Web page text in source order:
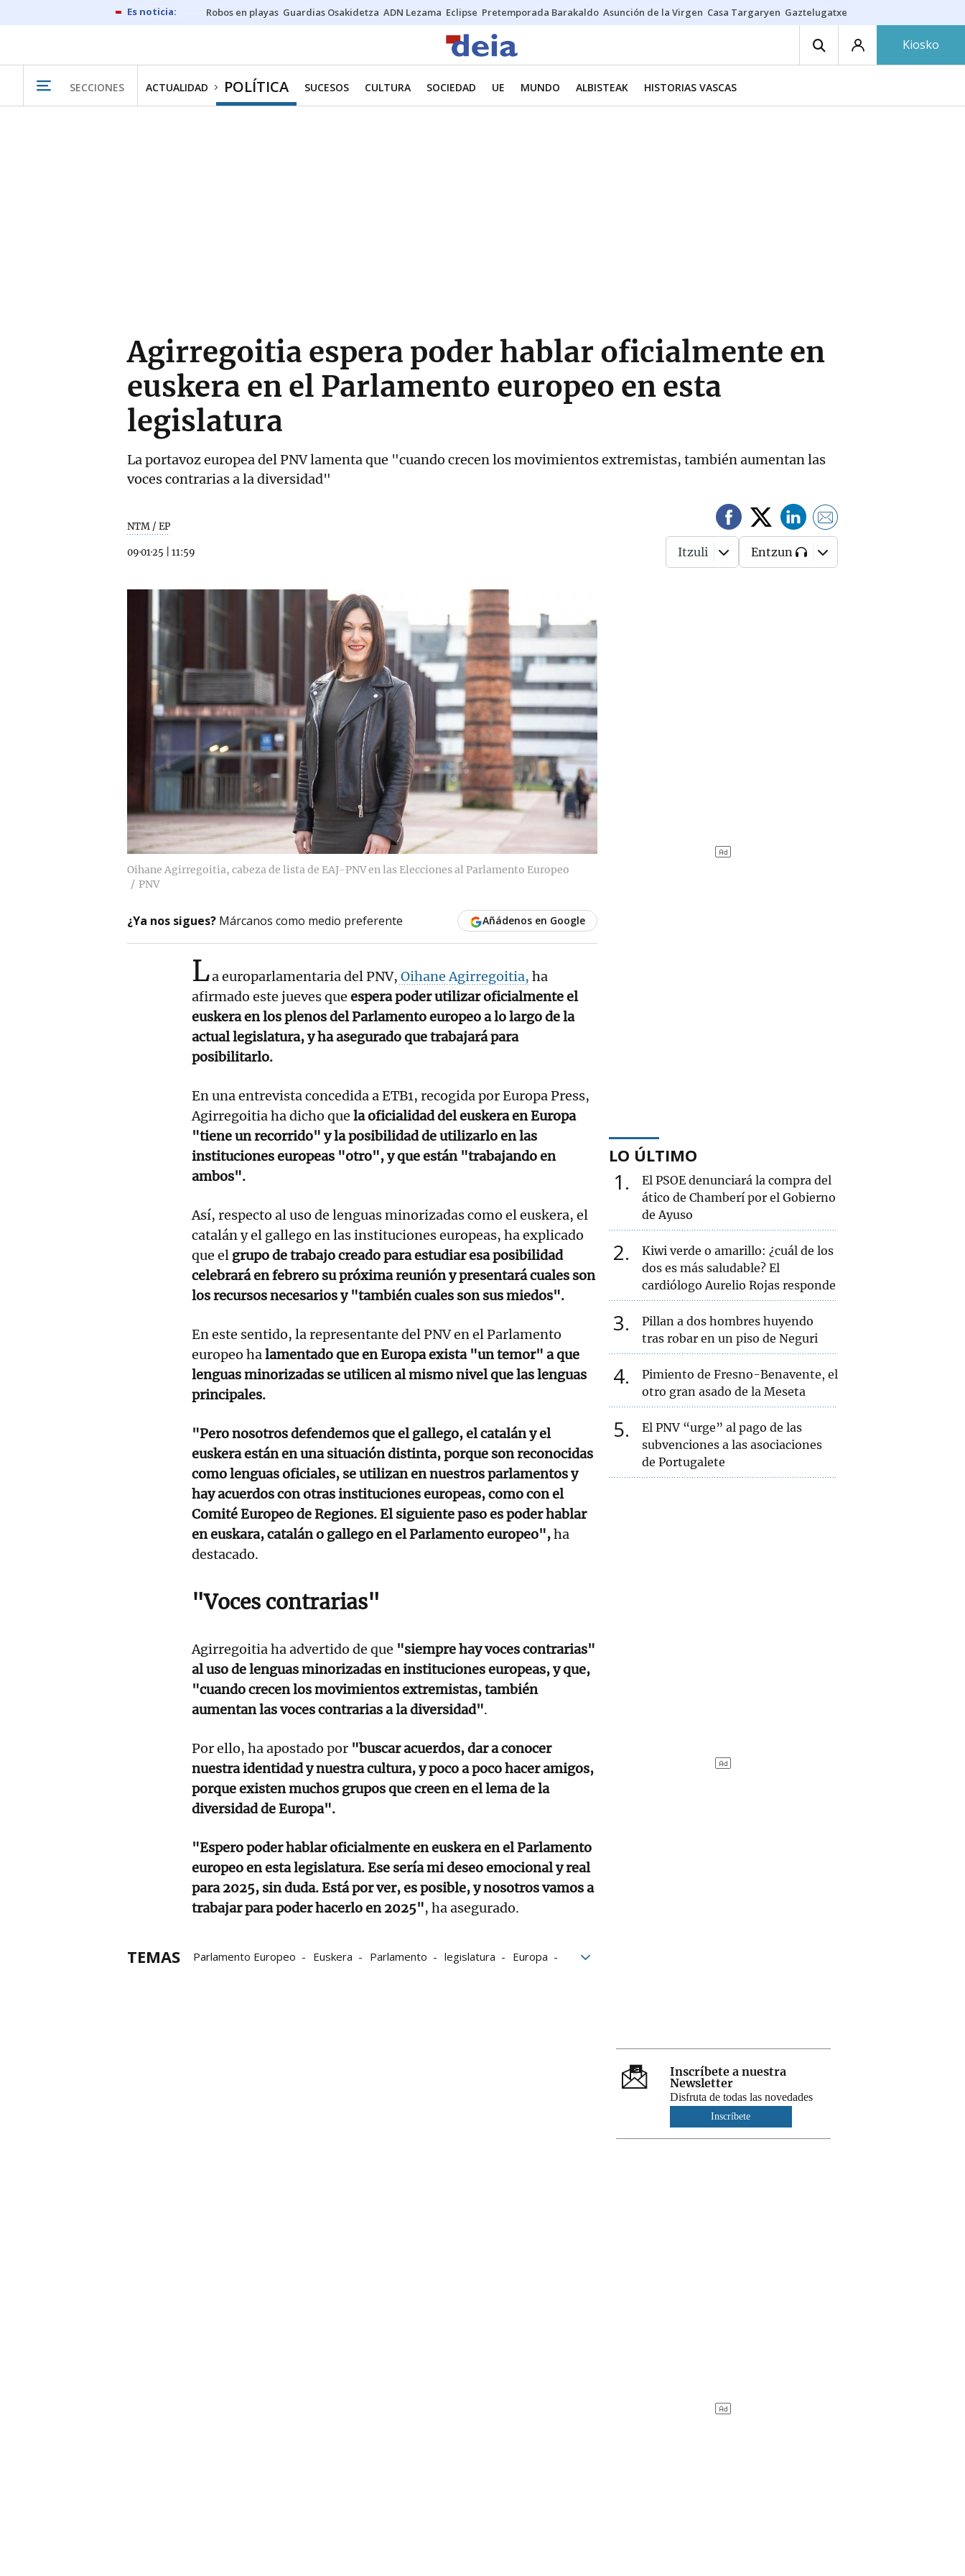
Robos en playas Guardias Osakidetza ADN Lezama Eclipse Pretemporada Barakaldo Asunción de la Virgen Casa Targaryen Gaztelugatxe
Kiosko
SECCIONES ACTUALIDAD POLÍTICA SUCESOS CULTURA SOCIEDAD UE MUNDO ALBISTEAK HISTORIAS VASCAS
Agirregoitia espera poder hablar oficialmente en
euskera en el Parlamento europeo en esta
legislatura
La portavoz europea del PNV lamenta que "cuando crecen los movimientos extremistas, también aumentan las
voces contrarias a la diversidad"
NTM / EP
09·01·25 11:59 Itzuli Entzun
Oihane Agirregoitia, cabeza de lista de EAJ-PNV en las Elecciones al Parlamento Europeo
PNV
¿Ya nos sigues? Márcanos como medio preferente Añádenos en Google
La europarlamentaria del PNV, Oihane Agirregoitia, ha
afirmado este jueves que espera poder utilizar oficialmente el
euskera en los plenos del Parlamento europeo a lo largo de la
actual legislatura, y ha asegurado que trabajará para
posibilitarlo.
En una entrevista concedida a ETB1, recogida por Europa Press,
Agirregoitia ha dicho que la oficialidad del euskera en Europa
"tiene un recorrido" y la posibilidad de utilizarlo en las
instituciones europeas "otro", y que están "trabajando en
ambos".
Así, respecto al uso de lenguas minorizadas como el euskera, el
catalán y el gallego en las instituciones europeas, ha explicado
que el grupo de trabajo creado para estudiar esa posibilidad
celebrará en febrero su próxima reunión y presentará cuales son
los recursos necesarios y "también cuales son sus miedos".
En este sentido, la representante del PNV en el Parlamento
europeo halamentado que en Europa exista "un temor" a que
lenguas minorizadas se utilicen al mismo nivel que las lenguas
principales.
"Pero nosotros defendemos que el gallego, el catalán y el
euskera están en una situación distinta, porque son reconocidas
como lenguas oficiales, se utilizan en nuestros parlamentos y
hay acuerdos con otras instituciones europeas, como con el
Comité Europeo de Regiones. El siguiente paso es poder hablar
en euskara, catalán o gallego en el Parlamento europeo",ha
destacado.
"Voces contrarias"
Agirregoitia ha advertido de que "siempre hay voces contrarias"
al uso de lenguas minorizadas en instituciones europeas, y que,
"cuando crecen los movimientos extremistas, también
aumentan las voces contrarias a la diversidad".
Por ello, ha apostado por "buscar acuerdos, dar a conocer
nuestra identidad y nuestra cultura, y poco a poco hacer amigos,
porque existen muchos grupos que creen en el lema de la
diversidad de Europa".
"Espero poder hablar oficialmente en euskera en el Parlamento
europeo en esta legislatura. Ese sería mi deseo emocional y real
para 2025, sin duda. Está por ver, es posible, y nosotros vamos a
trabajar para poder hacerlo en 2025", ha asegurado.
TEMAS Parlamento Europeo Euskera Parlamento legislatura
Europa
LO ÚLTIMO
1
El PSOE denunciará la compra del
ático de Chamberí por el Gobierno
de Ayuso
2
Kiwi verde o amarillo: ¿cuál de los
dos es más saludable? El
cardiólogo Aurelio Rojas responde
3
Pillan a dos hombres huyendo
tras robar en un piso de Neguri
4
Pimiento de Fresno-Benavente, el
otro gran asado de la Meseta
5
El PNV “urge” al pago de las
subvenciones a las asociaciones
de Portugalete
Inscríbete a nuestra
Newsletter
Disfruta de todas las novedades
Inscríbete